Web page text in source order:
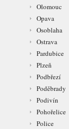
Olomouc
Opava
Osoblaha
Ostrava
Pardubice
Plzeň
Podbřezí
Poděbrady
Podivín
Pohořelice
Police